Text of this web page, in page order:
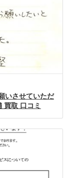
いさせていただ
買取 口コミ